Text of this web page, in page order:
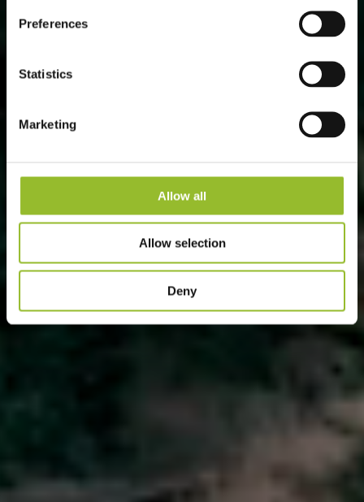
Preferences
Statistics
Marketing
Allow all
Allow selection
Deny